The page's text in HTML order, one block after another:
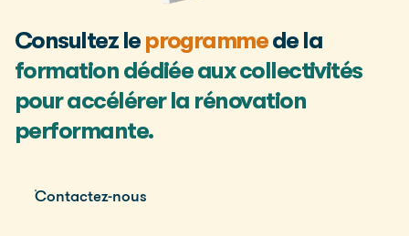
Consultez le programmede la
formation dédiée aux collectivités
pour accélérer la rénovation
performante.
Contactez-nous